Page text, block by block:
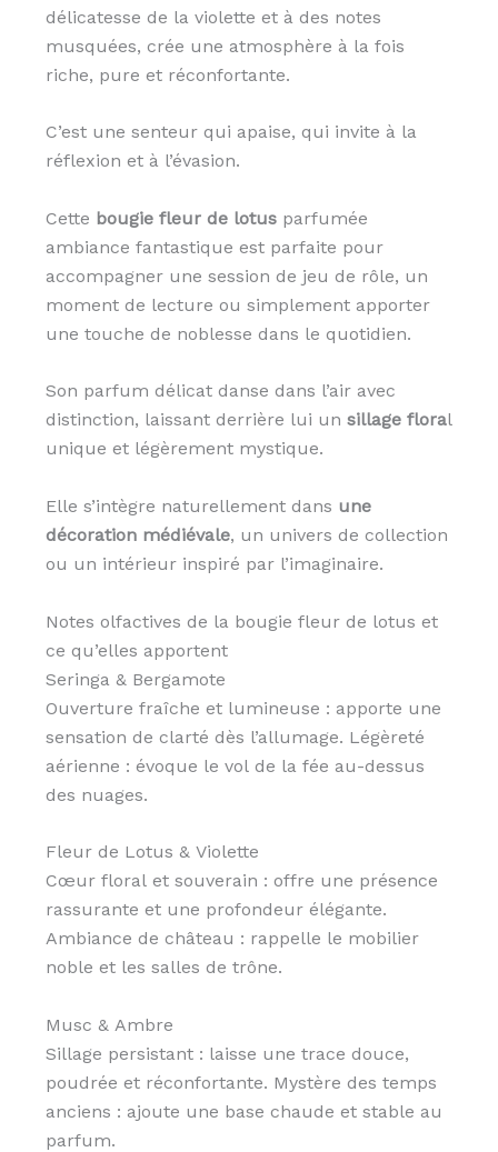
délicatesse de la violette et à des notes
musquées, crée une atmosphère à la fois
riche, pure et réconfortante.
C’est une senteur qui apaise, qui invite à la
réflexion et à l’évasion.
Cette bougie fleur de lotusparfumée
ambiance fantastique est parfaite pour
accompagner une session de jeu de rôle, un
moment de lecture ou simplement apporter
une touche de noblesse dans le quotidien.
Son parfum délicat danse dans l’air avec
distinction, laissant derrière lui un sillage floral
unique et légèrement mystique.
Elle s’intègre naturellement dans une
décoration médiévale, un univers de collection
ou un intérieur inspiré par l’imaginaire.
Notes olfactives de la bougie fleur de lotus et
ce qu’elles apportent
Seringa & Bergamote
Ouverture fraîche et lumineuse : apporte une
sensation de clarté dès l’allumage. Légèreté
aérienne : évoque le vol de la fée au-dessus
des nuages.
Fleur de Lotus & Violette
Cœur floral et souverain : offre une présence
rassurante et une profondeur élégante.
Ambiance de château : rappelle le mobilier
noble et les salles de trône.
Musc & Ambre
Sillage persistant : laisse une trace douce,
poudrée et réconfortante. Mystère des temps
anciens : ajoute une base chaude et stable au
parfum.